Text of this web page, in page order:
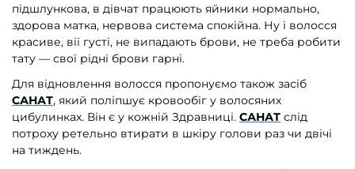
підшлункова, в дівчат працюють яйники нормально,
здорова матка, нервова система спокійна. Ну і волосся
красиве, вії густі, не випадають брови, не треба робити
тату — свої рідні брови гарні.
Для відновлення волосся пропонуємо також засіб
САНАТ, який поліпшує кровообіг у волосяних
цибулинках. Він є у кожній Здравниці. САНАТ слід
потроху ретельно втирати в шкіру голови раз чи двічі
на тиждень.